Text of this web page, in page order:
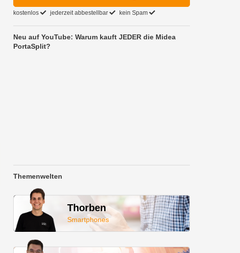
kostenlos jederzeit abbestellbar kein Spam
Neu auf YouTube: Warum kauft JEDER die Midea
PortaSplit?
Themenwelten
Thorben
Smartphones